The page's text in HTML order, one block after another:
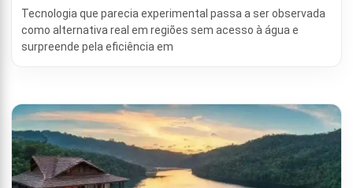
Tecnologia que parecia experimental passa a ser observada
como alternativa real em regiões sem acesso à água e
surpreende pela eficiência em